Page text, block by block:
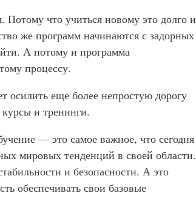
Потому что учиться новому это долго и
же программ начинаются с задорных
А потому и программа
процессу.
еще более непростую дорогу
и тренинги.
— это самое важное, что сегодня
мировых тенденций в своей области.
и безопасности. А это
обеспечивать свои базовые